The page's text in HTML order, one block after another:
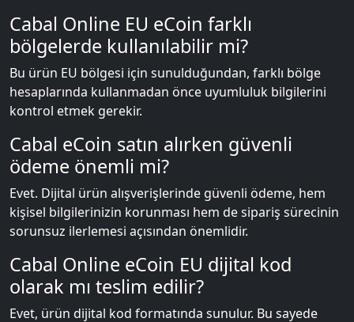
Cabal Online EU eCoin farklı
bölgelerde kullanılabilir mi?
Bu ürün EU bölgesi için sunulduğundan, farklı bölge
hesaplarında kullanmadan önce uyumluluk bilgilerini
kontrol etmek gerekir.
Cabal eCoin satın alırken güvenli
ödeme önemli mi?
Evet. Dijital ürün alışverişlerinde güvenli ödeme, hem
kişisel bilgilerinizin korunması hem de sipariş sürecinin
sorunsuz ilerlemesi açısından önemlidir.
Cabal Online eCoin EU dijital kod
olarak mı teslim edilir?
Evet, ürün dijital kod formatında sunulur. Bu sayede